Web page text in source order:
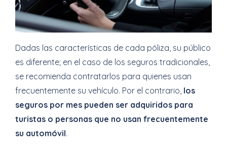
Dadas las características de cada póliza, su público
es diferente; en el caso de los seguros tradicionales,
se recomienda contratarlos para quienes usan
frecuentemente su vehículo. Por el contrario, los
seguros por mes pueden ser adquiridos para
turistas o personas que no usan frecuentemente
su automóvil.